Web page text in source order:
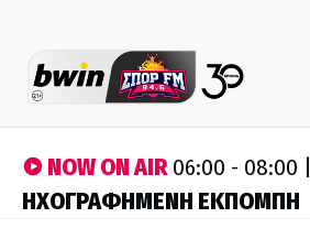
NOW ON AIR06:00 - 08:00 |
ΗΧΟΓΡΑΦΗΜΕΝΗ ΕΚΠΟΜΠΗ